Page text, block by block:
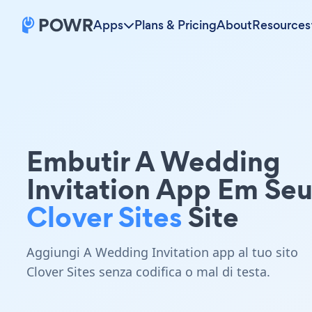
Apps Plans & PricingAboutResources
Embutir A Wedding
Invitation App Em Seu
Clover SitesSite
Aggiungi A Wedding Invitation app al tuo sito
Clover Sites senza codifica o mal di testa.